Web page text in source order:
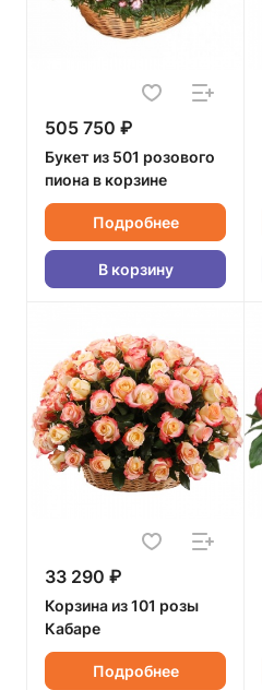
505 750 ₽
Букет из 501 розового
пиона в корзине
Подробнее
В корзину
33 290 ₽
Корзина из 101 розы
Кабаре
Подробнее